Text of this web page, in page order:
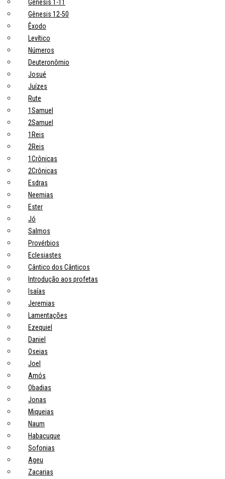
Gênesis 1-11
Gênesis 12-50
Êxodo
Levítico
Números
Deuteronômio
Josué
Juízes
Rute
1Samuel
2Samuel
1Reis
2Reis
1Crônicas
2Crônicas
Esdras
Neemias
Ester
Jó
Salmos
Provérbios
Eclesiastes
Cântico dos Cânticos
Introdução aos profetas
Isaías
Jeremias
Lamentações
Ezequiel
Daniel
Oseias
Joel
Amós
Obadias
Jonas
Miqueias
Naum
Habacuque
Sofonias
Ageu
Zacarias